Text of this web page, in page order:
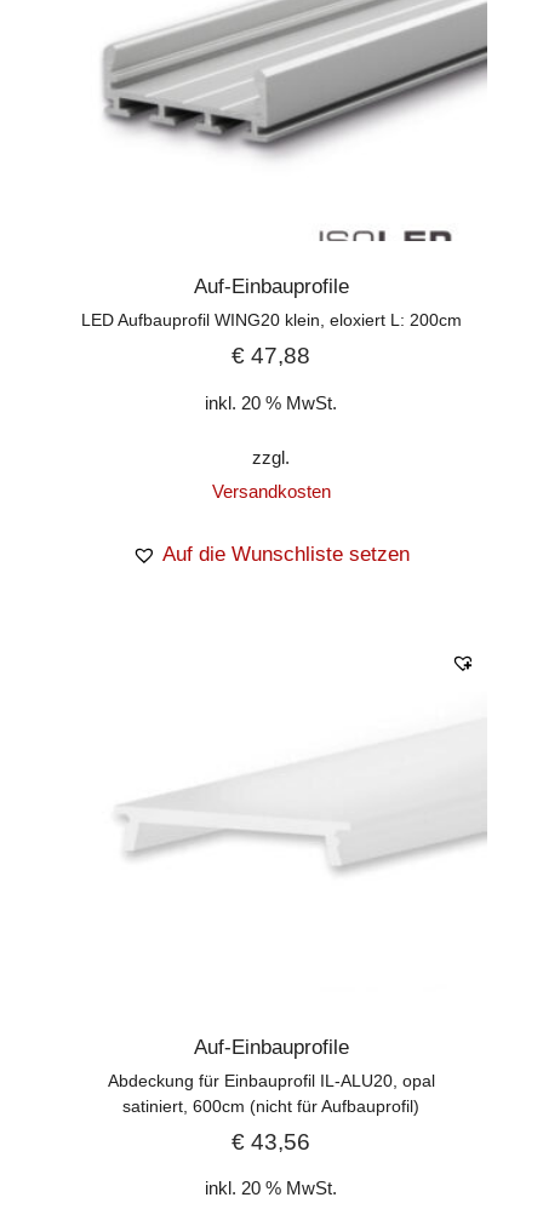
Auf-Einbauprofile
LED Aufbauprofil WING20 klein, eloxiert L: 200cm
€ 47,88
inkl. 20 % MwSt.
zzgl.
Versandkosten
Auf die Wunschliste setzen
Auf-Einbauprofile
Abdeckung für Einbauprofil IL-ALU20, opal
satiniert, 600cm (nicht für Aufbauprofil)
€ 43,56
inkl. 20 % MwSt.